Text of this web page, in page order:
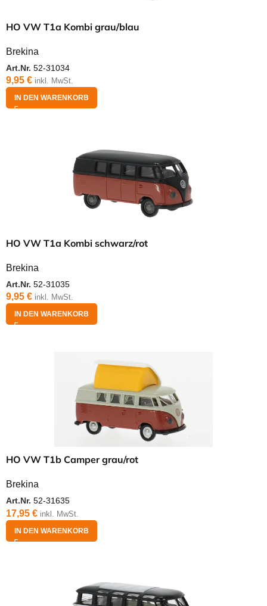
HO VW T1a Kombi grau/blau
Brekina
Art.Nr. 52-31034
9,95 € inkl. MwSt.
IN DEN WARENKORB
HO VW T1a Kombi schwarz/rot
Brekina
Art.Nr. 52-31035
9,95 € inkl. MwSt.
IN DEN WARENKORB
HO VW T1b Camper grau/rot
Brekina
Art.Nr. 52-31635
17,95 € inkl. MwSt.
IN DEN WARENKORB